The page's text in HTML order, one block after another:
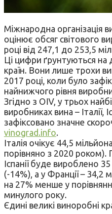
Міжнародна організація
оцінює обсяг світового
році від 247,1 до 253,5
Ці цифри ґрунтуються на
країн. Вони лише трохи
2017 році, коли було
найнижчого рівня
Згідно з OIV, у трьох
виробниках вина – Італії,
зафіксовано значне
vinograd.info.
Італія очікує 44,5
порівняно з 2020 роком).
Іспанії буде вироблено 35
(-14%), а у Франції – 34,2
на 27% менше у
минулого року.
Єдині великі виноробні